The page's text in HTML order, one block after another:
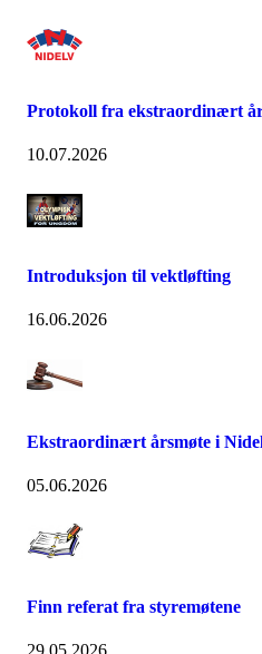
Protokoll fra ekstraordinært
10.07.2026
Introduksjon til vektløfting
16.06.2026
Ekstraordinært årsmøte i
05.06.2026
Finn referat fra styremøtene